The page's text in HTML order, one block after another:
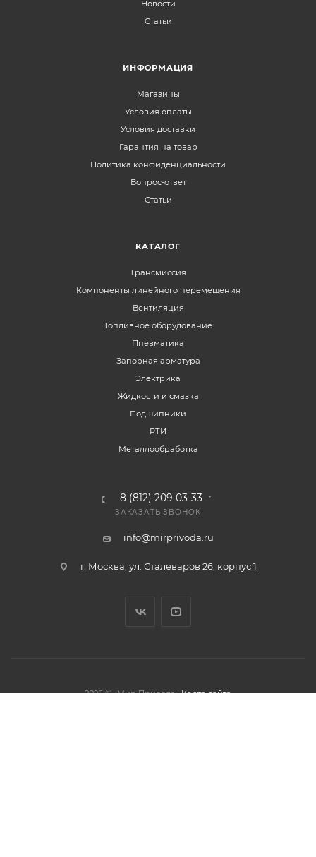
Новости
Статьи
ИНФОРМАЦИЯ
Магазины
Условия оплаты
Условия доставки
Гарантия на товар
Политика конфиденциальности
Вопрос-ответ
Статьи
КАТАЛОГ
Трансмиссия
Компоненты линейного перемещения
Вентиляция
Топливное оборудование
Пневматика
Запорная арматура
Электрика
Жидкости и смазка
Подшипники
РТИ
Металлообработка
8 (812) 209-03-33
ЗАКАЗАТЬ ЗВОНОК
info@mirprivoda.ru
г. Москва, ул. Сталеваров 26, корпус 1
2026 © «Мир Привода» Карта сайта